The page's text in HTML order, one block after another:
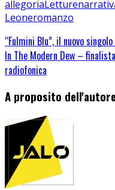
allegoriaLetture
Leoneromanzo
“Fulmini Blu”, il nuovo
In The Modern Dew –
radiofonica
A proposito dell'autore